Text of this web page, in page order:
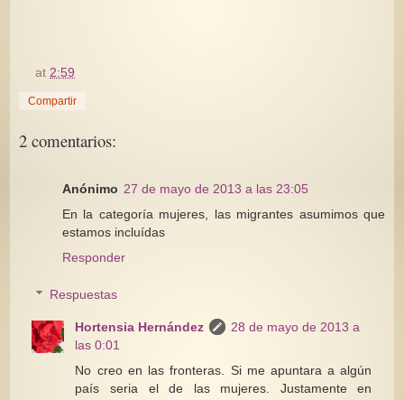
at 2:59
Compartir
2 comentarios:
Anónimo 27 de mayo de 2013 a las 23:05
En la categoría mujeres, las migrantes asumimos que
estamos incluídas
Responder
Respuestas
Hortensia Hernández
28 de mayo de 2013 a
las 0:01
No creo en las fronteras. Si me apuntara a algún
país seria el de las mujeres. Justamente en